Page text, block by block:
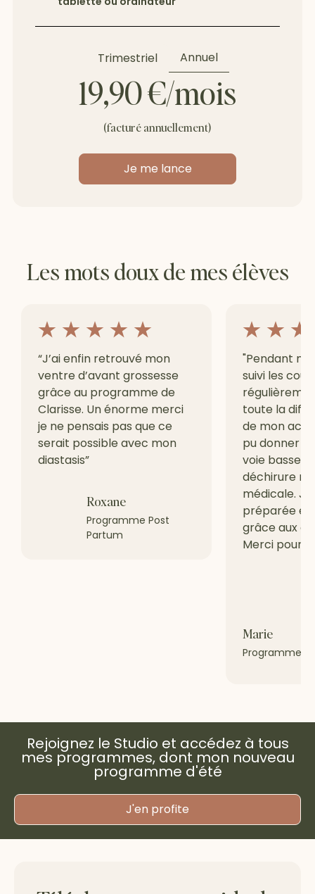
Trimestriel Annuel
19,90 €/mois
(facturé annuellement)
Je me lance
Les mots doux de mes élèves
“J’ai enfin retrouvé mon
ventre d’avant grossesse
grâce au programme de
Clarisse. Un énorme merci
je ne pensais pas que ce
serait possible avec mon
diastasis”
Roxane
Programme Post
Partum
"Pendant
suivi les
toute la
de mon
pu donner
voie basse
déchirure ni
médicale.
préparée et
grâce aux
Merci pour
Marie
Programme
Rejoignez le Studio et accédez à tous
mes programmes, dont mon nouveau
programme d'été
J'en profite